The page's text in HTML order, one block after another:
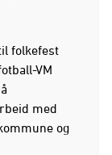
folkefest
VM
med
og